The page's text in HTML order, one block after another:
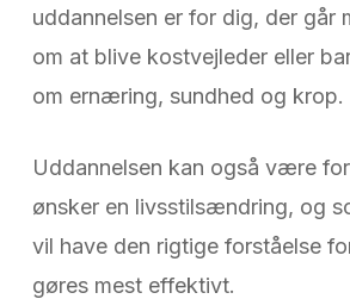
uddannelsen er for dig, der går
om at blive kostvejleder eller
om ernæring, sundhed og krop.
Uddannelsen kan også være
ønsker en livsstilsændring, og
vil have den rigtige forståelse
gøres mest effektivt.